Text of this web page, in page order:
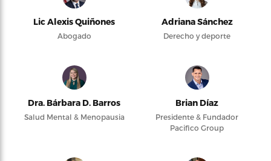
Lic Alexis Quiñones
Abogado
Adriana Sánchez
Derecho y deporte
Dra. Bárbara D. Barros
Salud Mental & Menopausia
Brian Díaz
Presidente & Fundador
Pacifico Group